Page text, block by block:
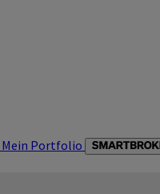
Mein Portfolio